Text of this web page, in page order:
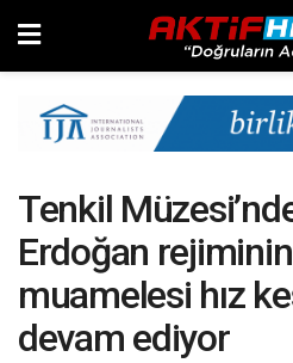
Tenkil
Erdoğan
muamelesi hız
devam ediyor